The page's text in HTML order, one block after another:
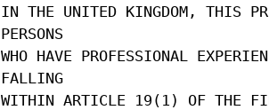
IN THE UNITED KINGDOM, THIS
PERSONS
WHO HAVE PROFESSIONAL
FALLING
WITHIN ARTICLE 19(1) OF THE